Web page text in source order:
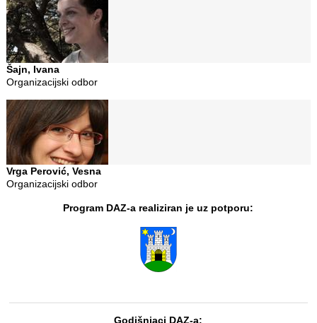
Šajn, Ivana
Organizacijski odbor
Vrga Perović, Vesna
Organizacijski odbor
Program DAZ-a realiziran je uz potporu:
Godišnjaci DAZ-a: